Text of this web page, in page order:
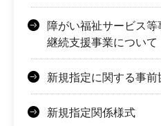
障がい福祉サービス
継続支援事業について
新規指定に関する事前
新規指定関係様式